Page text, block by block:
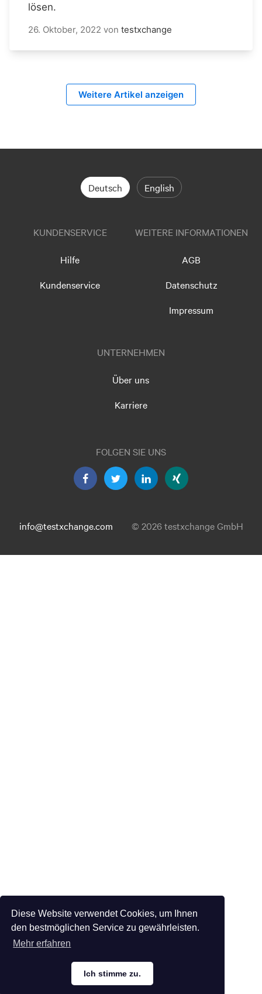
Diese Website verwendet Cookies, um Ihnen
den bestmöglichen Service zu gewährleisten.
Mehr erfahren
Ich stimme zu.
lösen.
26. Oktober, 2022 von testxchange
Weitere Artikel anzeigen
Deutsch English
KUNDENSERVICE
Hilfe
Kundenservice
WEITERE INFORMATIONEN
AGB
Datenschutz
Impressum
UNTERNEHMEN
Über uns
Karriere
FOLGEN SIE UNS
info@testxchange.com © 2026 testxchange GmbH